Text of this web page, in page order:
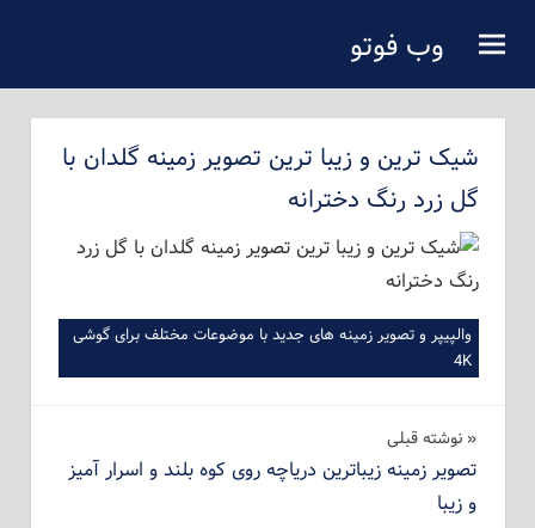
محتوای
اصلی
وب فوتو
شیک ترین و زیبا ترین تصویر زمینه گلدان با
گل زرد رنگ دخترانه
والپیپر و تصویر زمینه های جدید با موضوعات مختلف برای گوشی
4K
راهبری
نوشته
نوشته‌ قبلی
تصویر زمینه زیباترین دریاچه روی کوه بلند و اسرار آمیز
و زیبا